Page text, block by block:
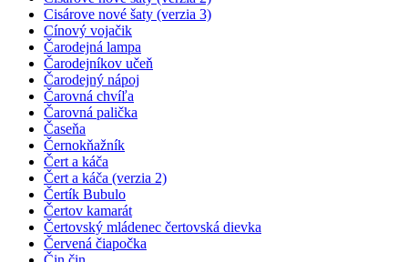
Cisárove nové šaty (verzia 3)
Cínový vojačik
Čarodejná lampa
Čarodejníkov učeň
Čarodejný nápoj
Čarovná chvíľa
Čarovná palička
Časeňa
Černokňažník
Čert a káča
Čert a káča (verzia 2)
Čertík Bubulo
Čertov kamarát
Čertovský mládenec čertovská dievka
Červená čiapočka